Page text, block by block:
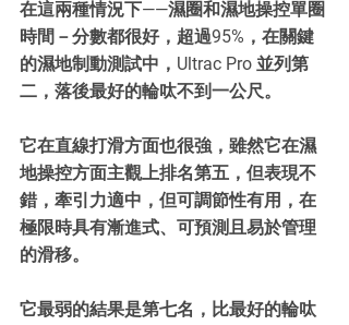
在這兩種情況下——濕圈和濕地操控單圈
時間－分數都很好，超過95%，在關鍵
的濕地制動測試中，Ultrac Pro 並列第
二，落後最好的輪呔不到一公尺。
它在直線打滑方面也很強，雖然它在濕
地操控方面主觀上排名第五，但表現不
錯，牽引力適中，但可調節性有用，在
極限時具有漸進式、可預測且易於管理
的滑移。
它最弱的結果是第七名，比最好的輪呔